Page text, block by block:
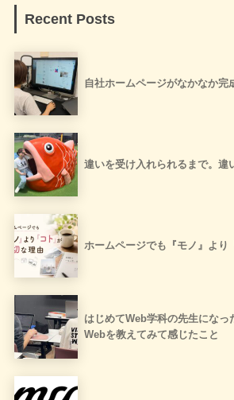
Recent Posts
自社ホームページがなかなか完
違いを受け入れられるまで。違
ホームページでも『モノ』より
はじめてWeb学科の先生にな
Webを教えてみて感じたこと